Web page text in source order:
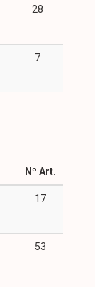
28
7
Nº Art.
17
53